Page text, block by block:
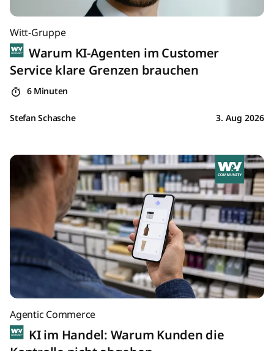
Witt-Gruppe
Warum KI-Agenten im Customer
Service klare Grenzen brauchen
6 Minuten
Stefan Schasche 3. Aug 2026
Agentic Commerce
KI im Handel: Warum Kunden die